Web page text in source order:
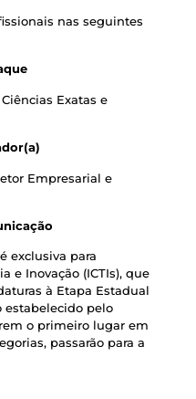
nas seguintes
Exatas e
Empresarial e
exclusiva para
e Inovação (ICTIs), que
à Etapa Estadual
estabelecido pelo
o primeiro lugar em
passarão para a